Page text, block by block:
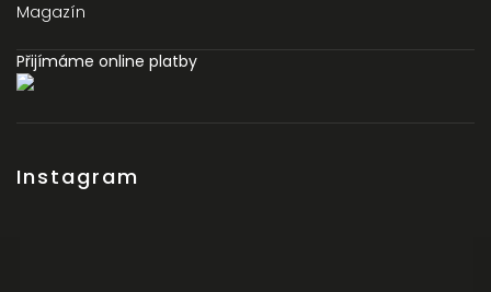
Magazín
Přijímáme online platby
Instagram